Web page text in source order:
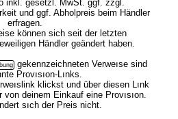
inkl. gesetzl. MwSt. ggf. zzgl.
und ggf. Abholpreis beim Händler
erfragen.
können sich seit der letzten
Händler geändert haben.
gekennzeichneten Verweıse sind
Provısıon-Lınks.
klickst und über diesen Lınk
deinem Einkauf eine Provısıon.
sıch der Preis nicht.